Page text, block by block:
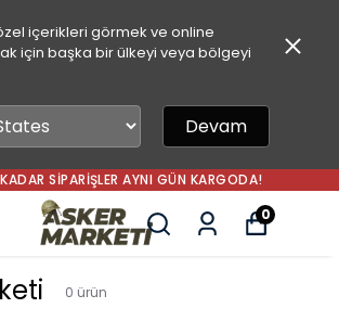
içerikleri görmek ve online
için başka bir ülkeyi veya bölgeyi
Devam
SIPARIŞLER AYNI GÜN KARGODA!
0
0 ürün